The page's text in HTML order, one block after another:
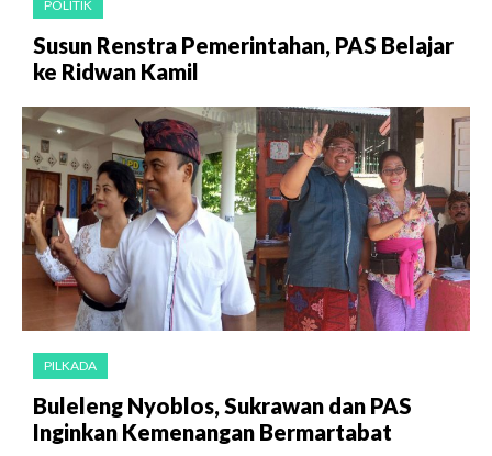
POLITIK
Susun Renstra Pemerintahan, PAS Belajar
ke Ridwan Kamil
PILKADA
Buleleng Nyoblos, Sukrawan dan PAS
Inginkan Kemenangan Bermartabat